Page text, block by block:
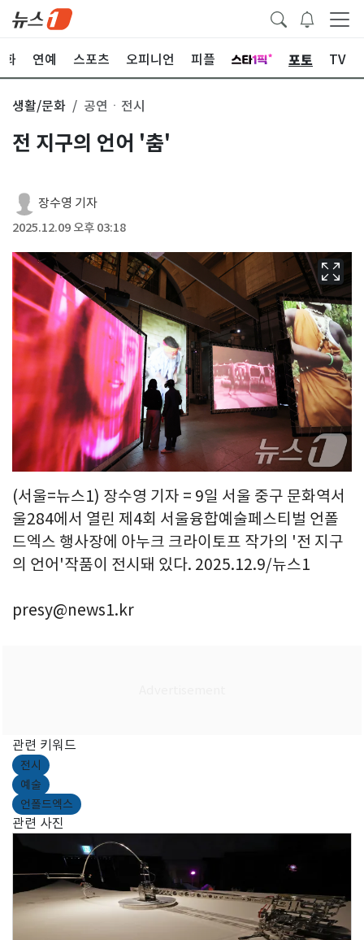
화 연예 스포츠 오피니언 피플 포토 TV
생활/문화 공연ㆍ전시
전 지구의 언어 '춤'
장수영 기자
2025.12.09 오후 03:18
(서울=뉴스1) 장수영 기자 = 9일 서울 중구 문화역서
울284에서 열린 제4회 서울융합예술페스티벌 언폴
드엑스 행사장에 아누크 크라이토프 작가의 '전 지구
의 언어'작품이 전시돼 있다. 2025.12.9/뉴스1
presy@news1.kr
관련 키워드
전시
예술
언폴드엑스
관련 사진